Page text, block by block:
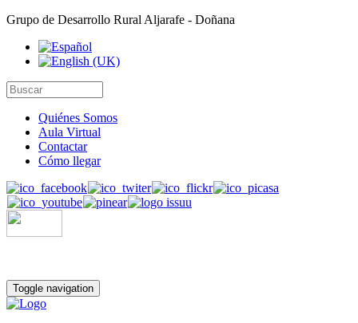
Grupo de Desarrollo Rural Aljarafe - Doñana
Quiénes Somos
Aula Virtual
Contactar
Cómo llegar
Toggle navigation